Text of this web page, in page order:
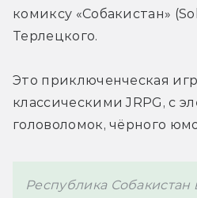
комиксу «Собакистан»
Терлецкого.
Это приключенческая
классическими JRPG, с
головоломок, чёрного
Республика